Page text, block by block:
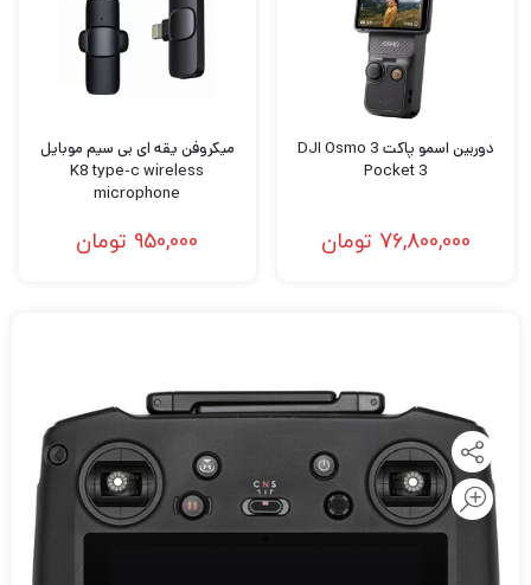
دوربین اسمو پاکت 3 DJI Osmo
Pocket 3
76,800,000 تومان
میکروفن یقه ای بی سیم موبایل
K8 type-c wireless
microphone
950,000 تومان